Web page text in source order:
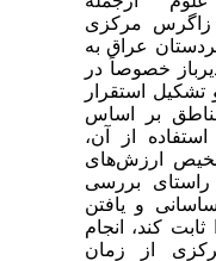
زاگرس مرکزی
عراق به‌
خصوصاً در
استقرار
بر اساس
از آن،
ارزش‌های‌
بررسی
و یافتن‌
کند، انجام
از زمان